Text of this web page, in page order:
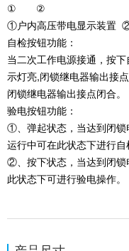
① ②
①户内高压带电显示装置
自检按钮功能：
当二次工作电源接通，按
示灯亮,闭锁继电器输出接
闭锁继电器输出接点闭合。
验电按钮功能：
①、弹起状态，当达到闭锁
运行中可在此状态下进行自
②、按下状态，当达到闭锁
此状态下可进行验电操作。